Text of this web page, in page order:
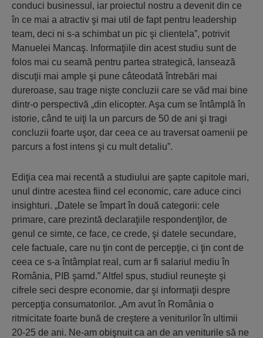
conduci businessul, iar proiectul nostru a devenit din ce
în ce mai a atractiv şi mai util de fapt pentru leadership
team, deci ni s-a schimbat un pic şi clientela”, potrivit
Manuelei Mancaş. Informaţiile din acest studiu sunt de
folos mai cu seamă pentru partea strategică, lansează
discuţii mai ample şi pune câteodată întrebări mai
dureroase, sau trage nişte concluzii care se văd mai bine
dintr-o perspectivă „din elicopter. Aşa cum se întâmplă în
istorie, când te uiţi la un parcurs de 50 de ani şi tragi
concluzii foarte uşor, dar ceea ce au traversat oamenii pe
parcurs a fost intens şi cu mult detaliu”.
Ediţia cea mai recentă a studiului are şapte capitole mari,
unul dintre acestea fiind cel economic, care aduce cinci
insighturi. „Datele se împart în două categorii: cele
primare, care prezintă declaraţiile respondenţilor, de
genul ce simte, ce face, ce crede, şi datele secundare,
cele factuale, care nu ţin cont de percepţie, ci ţin cont de
ceea ce s-a întâmplat real, cum ar fi salariul mediu în
România, PIB şamd.” Altfel spus, studiul reuneşte şi
cifrele seci despre economie, dar şi informaţii despre
percepţia consumatorilor. „Am avut în România o
ritmicitate foarte bună de creştere a veniturilor în ultimii
20-25 de ani. Ne-am obişnuit ca an de an veniturile să ne